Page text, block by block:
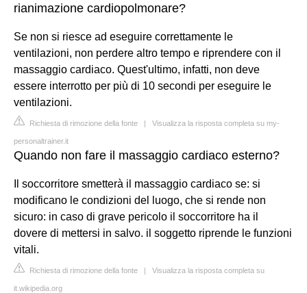
rianimazione cardiopolmonare?
Se non si riesce ad eseguire correttamente le
ventilazioni, non perdere altro tempo e riprendere con il
massaggio cardiaco. Quest'ultimo, infatti, non deve
essere interrotto per più di 10 secondi per eseguire le
ventilazioni.
Richiesta di rimozione della fonte | Visualizza la risposta completa su my-
personaltrainer.it
Quando non fare il massaggio cardiaco esterno?
Il soccorritore smetterà il massaggio cardiaco se: si
modificano le condizioni del luogo, che si rende non
sicuro: in caso di grave pericolo il soccorritore ha il
dovere di mettersi in salvo. il soggetto riprende le funzioni
vitali.
Richiesta di rimozione della fonte | Visualizza la risposta completa su
it.wikipedia.org